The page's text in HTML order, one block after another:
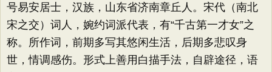
号易安居士，汉族，山东省济南章丘人。宋代（南北
宋之交）词人，婉约词派代表，有“千古第一才女”之
称。所作词，前期多写其悠闲生活，后期多悲叹身
世，情调感伤。形式上善用白描手法，自辟途径，语